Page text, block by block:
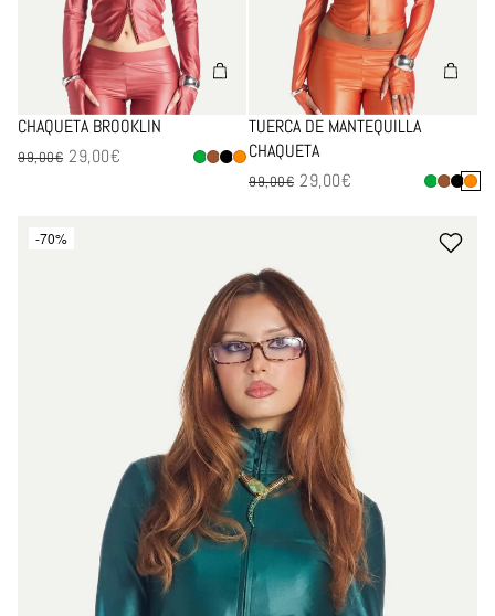
CHAQUETA BROOKLIN
29,00€
Precio de venta
99,00€
TUERCA DE MANTEQUILLA
CHAQUETA
29,00€
Precio de venta
99,00€
-70%